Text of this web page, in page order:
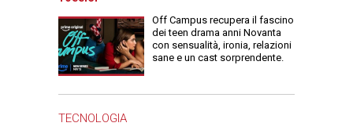
Off Campus recupera il fascino
dei teen drama anni Novanta
con sensualità, ironia, relazioni
sane e un cast sorprendente.
TECNOLOGIA